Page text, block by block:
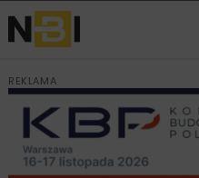
REKLAMA